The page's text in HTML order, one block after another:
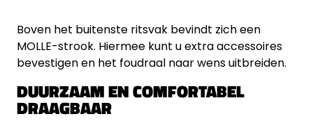
Boven het buitenste ritsvak bevindt zich een
MOLLE-strook. Hiermee kunt u extra accessoires
bevestigen en het foudraal naar wens uitbreiden.
DUURZAAM EN COMFORTABEL
DRAAGBAAR